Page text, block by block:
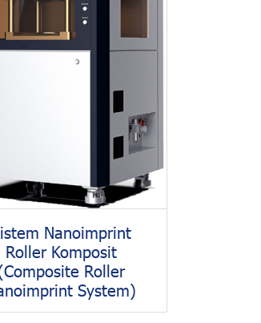
Nanoimprint
Roller Komposit
Roller
System)